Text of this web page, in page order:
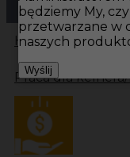
Hotistin Oferty
Praca dla
będziemy My,
przetwarzane w
naszych
Wyślij